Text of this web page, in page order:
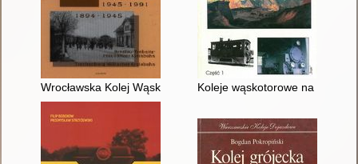
Wrocławska Kolej Wąskotorowa 1894-1991
Koleje wąskotorowe na